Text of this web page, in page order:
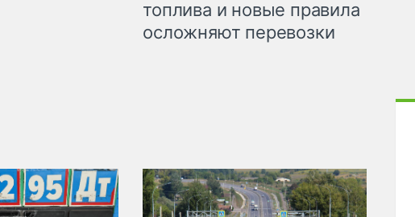
топлива и новые правила
осложняют перевозки